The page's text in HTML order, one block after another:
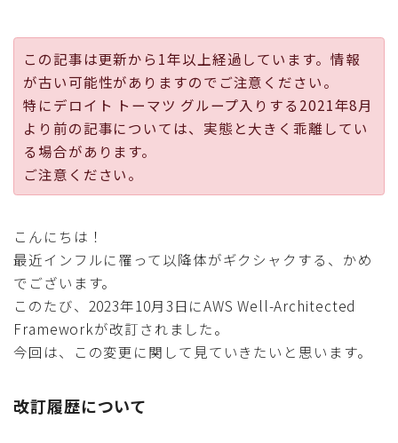
この記事は更新から1年以上経過しています。情報
が古い可能性がありますのでご注意ください。
特にデロイト トーマツ グループ入りする2021年8月
より前の記事については、実態と大きく乖離してい
る場合があります。
ご注意ください。
こんにちは！
最近インフルに罹って以降体がギクシャクする、かめ
でございます。
このたび、2023年10月3日にAWS Well-Architected
Frameworkが改訂されました。
今回は、この変更に関して見ていきたいと思います。
改訂履歴について